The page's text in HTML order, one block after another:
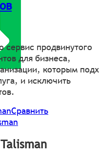
сервис продвинутого
для бизнеса,
которым
и исключить
Сравнить